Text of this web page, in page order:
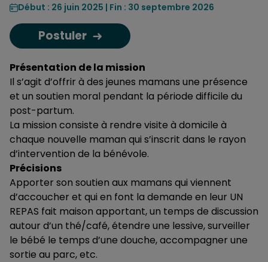
Début : 26 juin 2025 | Fin : 30 septembre 2026
Postuler
Présentation de la mission
Il s’agit d’offrir à des jeunes mamans une présence
et un soutien moral pendant la période difficile du
post-partum.
La mission consiste à rendre visite à domicile à
chaque nouvelle maman qui s’inscrit dans le rayon
d’intervention de la bénévole.
Précisions
Apporter son soutien aux mamans qui viennent
d’accoucher et qui en font la demande en leur UN
REPAS fait maison apportant, un temps de discussion
autour d’un thé/café, étendre une lessive, surveiller
le bébé le temps d’une douche, accompagner une
sortie au parc, etc.